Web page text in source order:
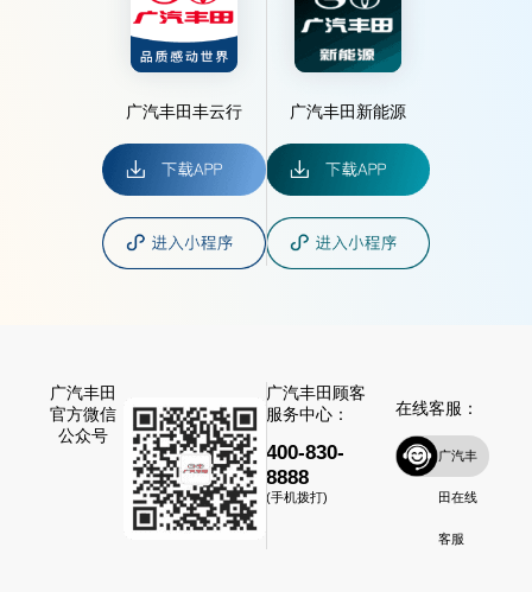
广汽丰田丰云行 广汽丰田新能源
广汽丰田
官方微信
公众号
广汽丰田顾客
服务中心：
400-830-
8888
(手机拨打)
在线客服：
广汽丰
田在线
客服